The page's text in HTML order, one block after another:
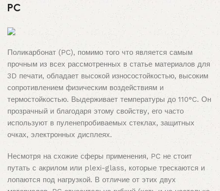
PC
Поликарбонат (PC), помимо того что является самым
прочным из всех рассмотренных в статье материалов для
3D печати, обладает высокой износостойкостью, высоким
сопротивлением физическим воздействиям и
термостойкостью. Выдерживает температуры до 110°C. Он
прозрачный и благодаря этому свойству, его часто
используют в пуленепробиваемых стеклах, защитных
очках, электронных дисплеях.
Несмотря на схожие сферы применения, PC не стоит
путать с акрилом или plexi-glass, которые трескаются и
лопаются под нагрузкой. В отличие от этих двух